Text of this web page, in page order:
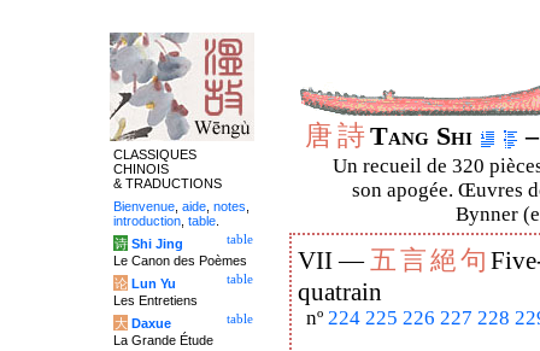
唐詩Tang Shi
Un recueil de 320
son apogée. Œuvres
Bynner
VII —五言絕句
quatrain
nº 224 225 226 227 228
CLASSIQUES
CHINOIS
& TRADUCTIONS
Bienvenue aide notes
introduction table
table
诗 Shi Jing
Le Canon des Poèmes
table
论 Lun Yu
Les Entretiens
table
大 Daxue
La Grande Étude